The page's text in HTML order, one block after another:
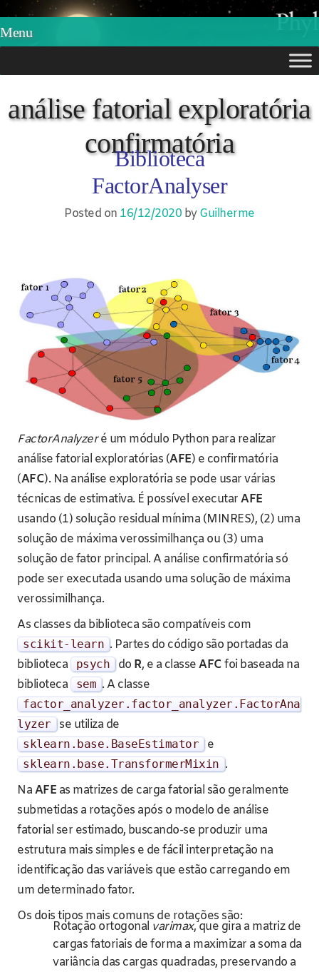
Phylos.net
Menu
análise fatorial exploratória
confirmatória
Biblioteca
FactorAnalyser
Posted on 16/12/2020 byGuilherme
FactorAnalyzeré um módulo Python para realizar
análise fatorial exploratórias (AFE) e confirmatória
(AFC). Na análise exploratória se pode usar várias
técnicas de estimativa. É possível executarAFE
usando (1) solução residual mínima (MINRES), (2) uma
solução de máxima verossimilhança ou (3) uma
solução de fator principal. A análise confirmatória só
pode ser executada usando uma solução de máxima
verossimilhança.
As classes da biblioteca são compatíveis com
scikit- learn . Partes do código são portadas da
biblioteca
psych do R, e a classeAFCfoi baseada na
biblioteca
sem . A classe
factor_analyzer . factor_analyzer . FactorAna
lyzer
se utiliza de
sklearn . base. BaseEstimator e
sklearn . base. TransformerMixin .
NaAFE as matrizes de carga fatorial são geralmente
submetidas a rotações após o modelo de análise
fatorial ser estimado, buscando-se produzir uma
estrutura mais simples e de fácil interpretação na
identificação das variáveis que estão carregando em
um determinado fator.
Os dois tipos mais comuns de rotações são:
Rotação ortogonal varimax, que gira a matriz de
cargas fatoriais de forma a maximizar a soma da
variância das cargas quadradas, preservando a